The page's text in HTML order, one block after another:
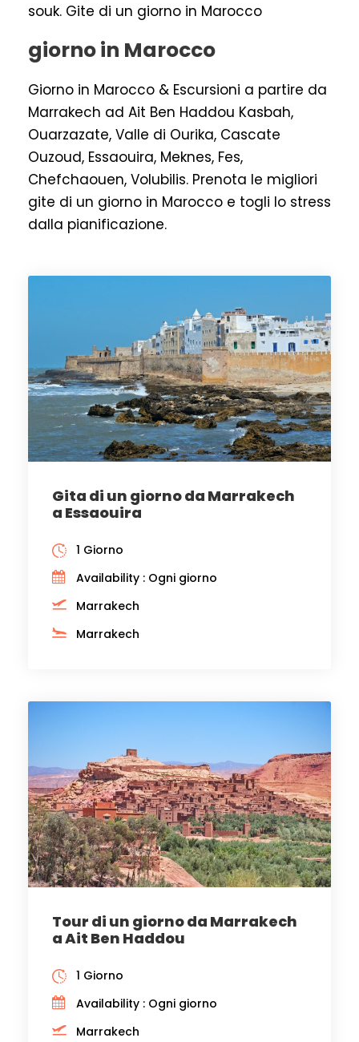
souk. Gite di un giorno in Marocco
giorno in Marocco
Giorno in Marocco & Escursioni a partire da
Marrakech ad Ait Ben Haddou Kasbah,
Ouarzazate, Valle di Ourika, Cascate
Ouzoud, Essaouira, Meknes, Fes,
Chefchaouen, Volubilis. Prenota le migliori
gite di un giorno in Marocco e togli lo stress
dalla pianificazione.
Gita di un giorno da Marrakech
a Essaouira
1 Giorno
Availability : Ogni giorno
Marrakech
Marrakech
Tour di un giorno da Marrakech
a Ait Ben Haddou
1 Giorno
Availability : Ogni giorno
Marrakech